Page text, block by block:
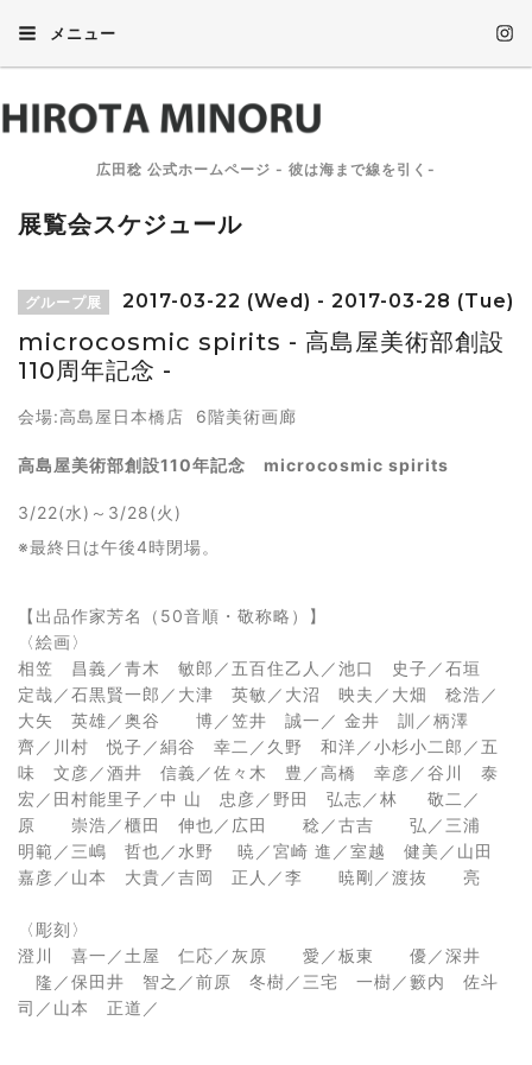
メニュー
広田稔 公式ホームページ - 彼は海まで線を引く-
展覧会スケジュール
グループ展 2017-03-22 (Wed) - 2017-03-28 (Tue)
microcosmic spirits - 高島屋美術部創設
110周年記念 -
会場:高島屋日本橋店 6階美術画廊
高島屋美術部創設110年記念 microcosmic spirits
3/22(水)～3/28(火)
※最終日は午後4時閉場。
【出品作家芳名（50音順・敬称略）】
〈絵画〉
相笠 昌義／青木 敏郎／五百住乙人／池口 史子／石垣
定哉／石黒賢一郎／大津 英敏／大沼 映夫／大畑 稔浩／
大矢 英雄／奥谷 博／笠井 誠一／ 金井 訓／柄澤
齊／川村 悦子／絹谷 幸二／久野 和洋／小杉小二郎／五
味 文彦／酒井 信義／佐々木 豊／高橋 幸彦／谷川 泰
宏／田村能里子／中 山 忠彦／野田 弘志／林 敬二／
原 崇浩／櫃田 伸也／広田 稔／古吉 弘／三浦
明範／三嶋 哲也／水野 暁／宮崎 進／室越 健美／山田
嘉彦／山本 大貴／吉岡 正人／李 暁剛／渡抜 亮
〈彫刻〉
澄川 喜一／土屋 仁応／灰原 愛／板東 優／深井
隆／保田井 智之／前原 冬樹／三宅 一樹／籔内 佐斗
司／山本 正道／